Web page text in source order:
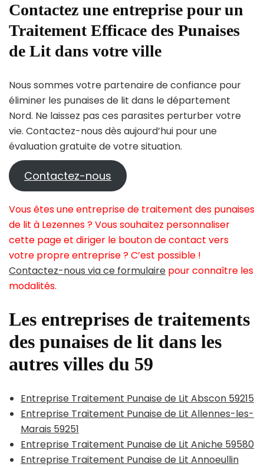
Contactez une entreprise pour un
Traitement Efficace des Punaises
de Lit dans votre ville
Nous sommes votre partenaire de confiance pour
éliminer les punaises de lit dans le département
Nord. Ne laissez pas ces parasites perturber votre
vie. Contactez-nous dès aujourd’hui pour une
évaluation gratuite de votre situation.
Contactez-nous
Vous êtes une entreprise de traitement des punaises
de lit à Lezennes ? Vous souhaitez personnaliser
cette page et diriger le bouton de contact vers
votre propre entreprise ? C’est possible !
Contactez-nous via ce formulaire pour connaître les
modalités.
Les entreprises de traitements
des punaises de lit dans les
autres villes du 59
Entreprise Traitement Punaise de Lit Abscon 59215
Entreprise Traitement Punaise de Lit Allennes-les-
Marais 59251
Entreprise Traitement Punaise de Lit Aniche 59580
Entreprise Traitement Punaise de Lit Annoeullin